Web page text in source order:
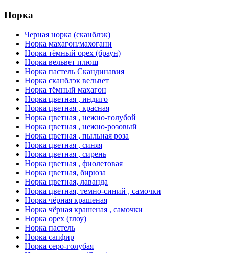
Норка
Черная норка (сканблэк)
Норка махагон/махогани
Норка тёмный орех (браун)
Норка вельвет плюш
Норка пастель Скандинавия
Норка сканблэк вельвет
Норка тёмный махагон
Норка цветная , индиго
Норка цветная , красная
Норка цветная , нежно-голубой
Норка цветная , нежно-розовый
Норка цветная , пыльная роза
Норка цветная , синяя
Норка цветная , сирень
Норка цветная , фиолетовая
Норка цветная, бирюза
Норка цветная, лаванда
Норка цветная, темно-синий , самочки
Норка чёрная крашеная
Норка чёрная крашеная , самочки
Норка орех (глоу)
Норка пастель
Норка сапфир
Норка серо-голубая